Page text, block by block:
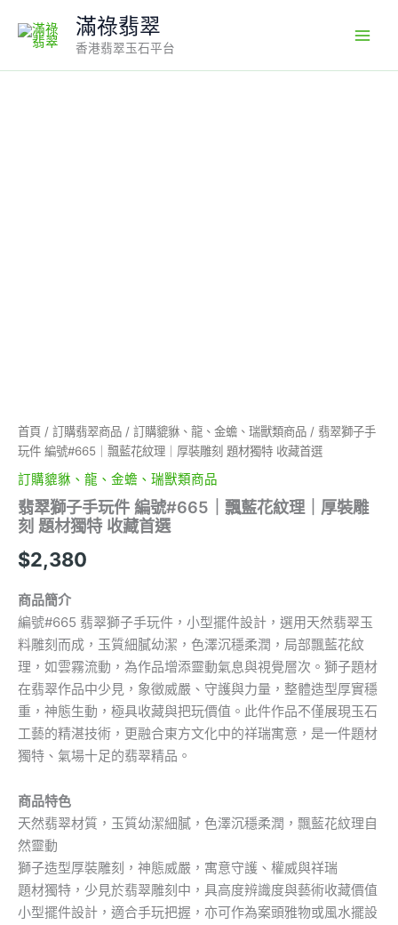
content
滿祿翡翠
香港翡翠玉石平台
首頁 / 訂購翡翠商品 / 訂購貔貅、龍、金蟾、瑞獸類商品 / 翡翠獅子手
玩件 編號#665｜飄藍花紋理｜厚裝雕刻 題材獨特 收藏首選
訂購貔貅、龍、金蟾、瑞獸類商品
翡翠獅子手玩件 編號#665｜飄藍花紋理｜厚裝雕
刻 題材獨特 收藏首選
$2,380
商品簡介
編號#665 翡翠獅子手玩件，小型擺件設計，選用天然翡翠玉
料雕刻而成，玉質細膩幼潔，色澤沉穩柔潤，局部飄藍花紋
理，如雲霧流動，為作品增添靈動氣息與視覺層次。獅子題材
在翡翠作品中少見，象徵威嚴、守護與力量，整體造型厚實穩
重，神態生動，極具收藏與把玩價值。此件作品不僅展現玉石
工藝的精湛技術，更融合東方文化中的祥瑞寓意，是一件題材
獨特、氣場十足的翡翠精品。
商品特色
天然翡翠材質，玉質幼潔細膩，色澤沉穩柔潤，飄藍花紋理自
然靈動
獅子造型厚裝雕刻，神態威嚴，寓意守護、權威與祥瑞
題材獨特，少見於翡翠雕刻中，具高度辨識度與藝術收藏價值
小型擺件設計，適合手玩把握，亦可作為案頭雅物或風水擺設
裝
雕
刻
題
材
獨
特
收
藏
選
數
量